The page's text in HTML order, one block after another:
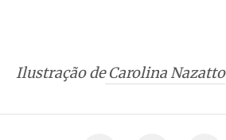
Ilustração deCarolina Nazatto